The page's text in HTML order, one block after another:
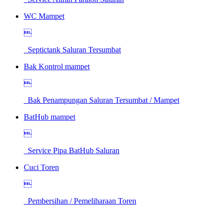
WC Mampet

Septictank Saluran Tersumbat
Bak Kontrol mampet

Bak Penampungan Saluran Tersumbat / Mampet
BatHub mampet

Service Pipa BatHub Saluran
Cuci Toren

Pembersihan / Pemeliharaan Toren